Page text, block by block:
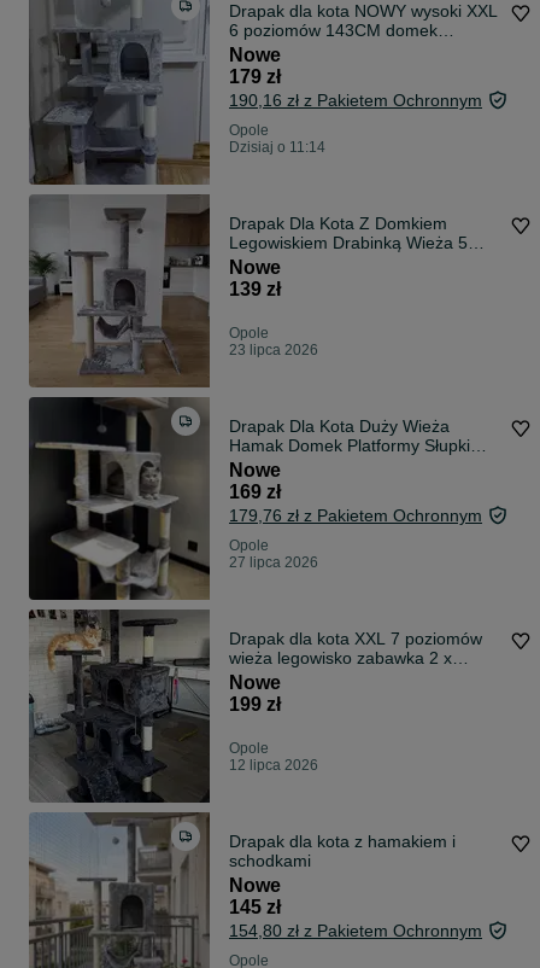
Drapak dla kota NOWY wysoki XXL
6 poziomów 143CM domek
drzewko hamak
Nowe
179 zł
190,16 zł z Pakietem Ochronnym
Opole
Dzisiaj o 11:14
Drapak Dla Kota Z Domkiem
Legowiskiem Drabinką Wieża 5
Poziomów Słupek Sizalowy Budka
125 cm
Nowe
139 zł
Opole
23 lipca 2026
Drapak Dla Kota Duży Wieża
Hamak Domek Platformy Słupki
Sizalowe Zabawki Stabilny
Legowisko Szary
Nowe
169 zł
179,76 zł z Pakietem Ochronnym
Opole
27 lipca 2026
Drapak dla kota XXL 7 poziomów
wieża legowisko zabawka 2 x
domki STABILNY wysoki słupek
budka
Nowe
199 zł
Opole
12 lipca 2026
Drapak dla kota z hamakiem i
schodkami
Nowe
145 zł
154,80 zł z Pakietem Ochronnym
Opole